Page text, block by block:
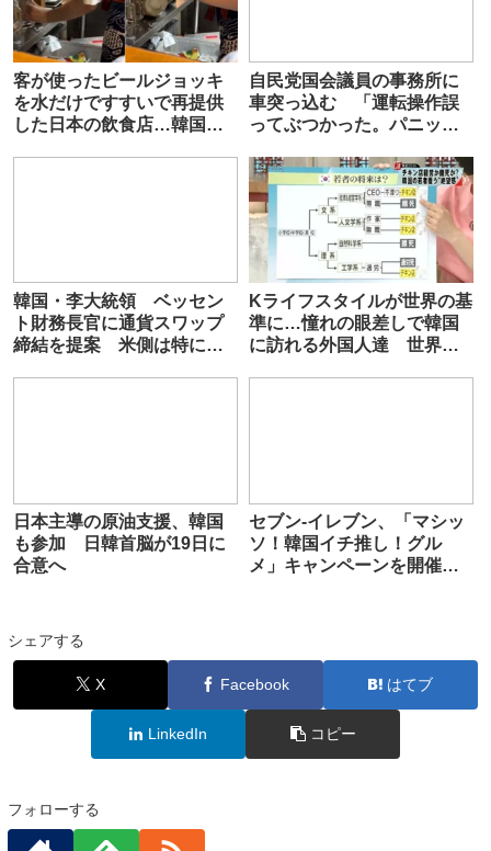
客が使ったビールジョッキ
を水だけですすいで再提供
した日本の飲食店…韓国の
自民党国会議員の事務所に
車突っ込む 「運転操作誤
ってぶつかった。パニック
65歳男逮捕 京都
韓国・李大統領 ベッセン
ト財務長官に通貨スワップ
締結を提案 米側は特に扱
Kライフスタイルが世界の基
準に…憧れの眼差しで韓国
に訪れる外国人達 世界ト
日本主導の原油支援、韓国
も参加 日韓首脳が19日に
合意へ
セブン-イレブン、「マシッ
ソ！韓国イチ推し！グル
メ」キャンペーンを開催
シェアする
X Facebook はてブ
LinkedIn コピー
フォローする